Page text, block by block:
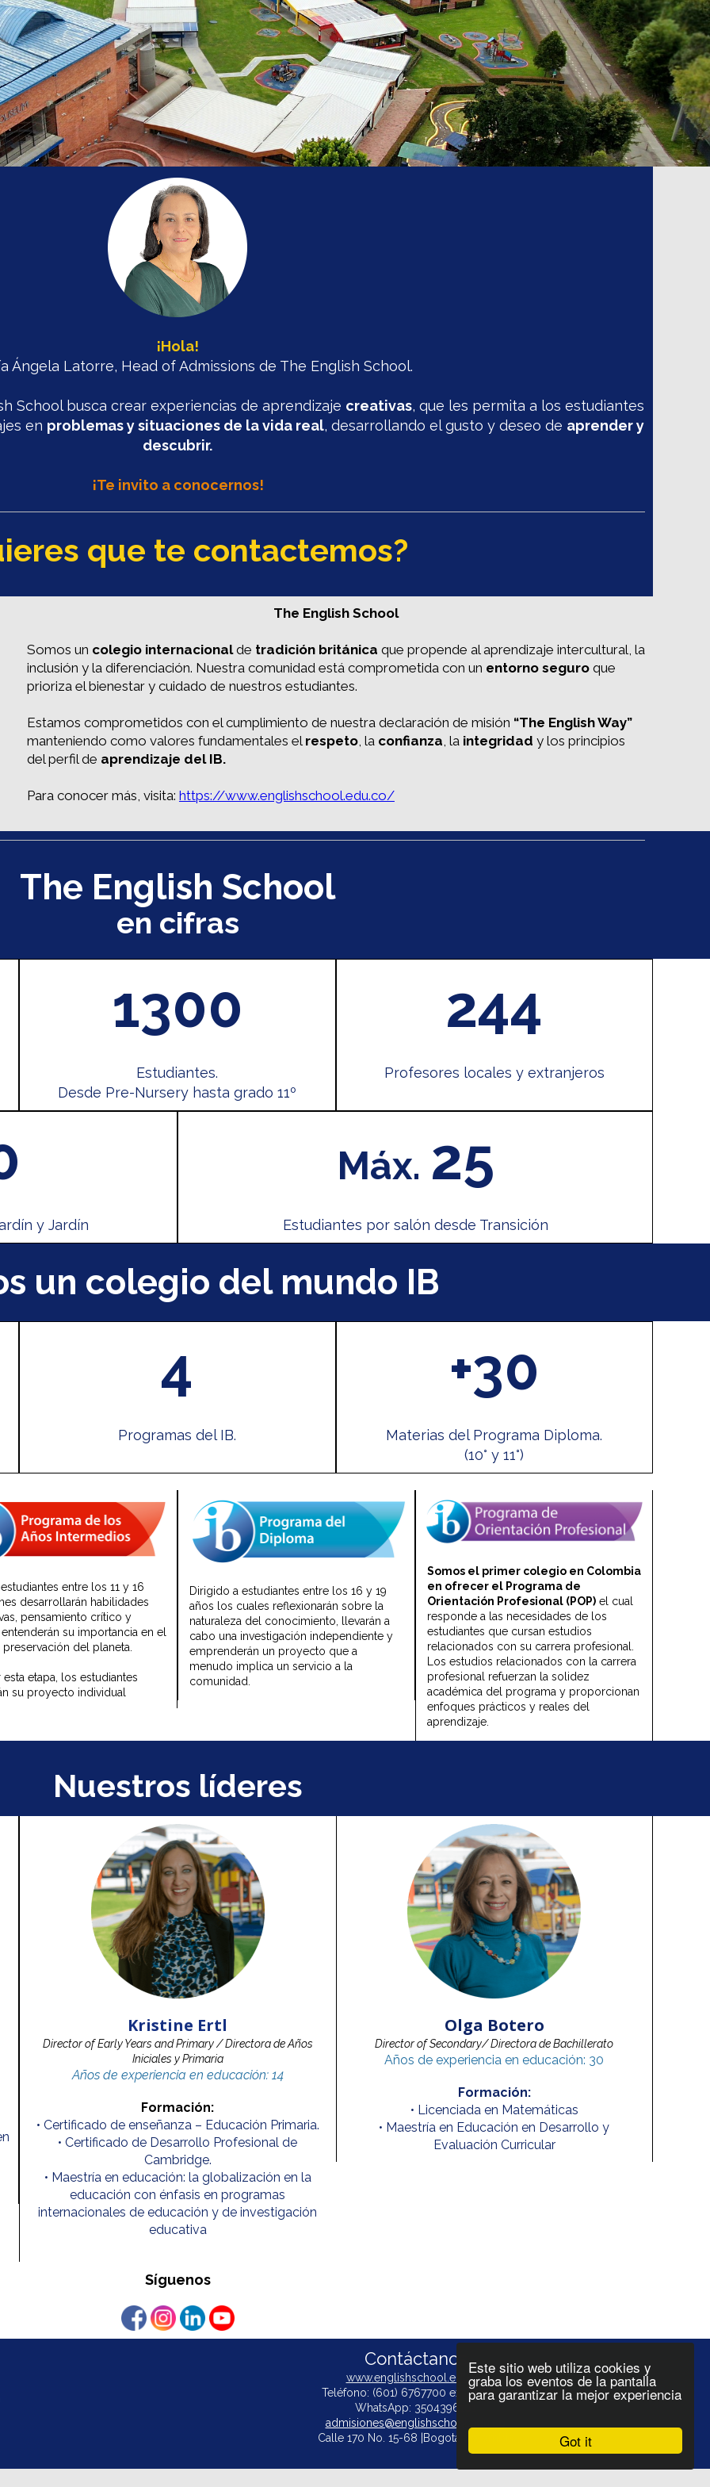
Got it
Este sitio web utiliza cookies y
graba los eventos de la pantalla
para garantizar la mejor experiencia
¡Hola!
Ángela Latorre, Head of Admissions de The English School.
School busca crear experiencias de aprendizaje creativas, que les permita a los estudiantes
en problemas y situaciones de la vida real, desarrollando el gusto y deseo de aprender y
descubrir.
¡Te invito a conocernos!
que te contactemos?
The English School
Somos un colegio internacionalde tradición británica que propende al aprendizaje intercultural, la
inclusión y la diferenciación. Nuestra comunidad está comprometida con un entorno seguroque
prioriza el bienestar y cuidado de nuestros estudiantes.
Estamos comprometidos con el cumplimiento de nuestra declaración de misión “The English Way”
manteniendo como valores fundamentales el respeto, la confianza , la integridad y los principios
del perfil de aprendizaje del IB.
Para conocer más, visita: https://www.englishschool.edu.co/
The English School
en cifras
1300
Estudiantes.
Desde Pre-Nursery hasta grado 11º
244
Profesores locales y extranjeros
y Jardín
Máx. 25
Estudiantes por salón desde Transición
un colegio del mundo IB
4
Programas del IB.
+30
Materias del Programa Diploma.
(10° y 11°)
entre los 11 y 16
desarrollarán habilidades
pensamiento crítico y
su importancia en el
del planeta.
esta etapa, los estudiantes
su proyecto individual
Dirigido a estudiantes entre los 16 y 19
años los cuales reflexionarán sobre la
naturaleza del conocimiento, llevarán a
cabo una investigación independiente y
emprenderán un proyecto que a
menudo implica un servicio a la
comunidad.
Somos el primer colegio en Colombia
en ofrecer el Programa de
Orientación Profesional (POP) el cual
responde a las necesidades de los
estudiantes que cursan estudios
relacionados con su carrera profesional.
Los estudios relacionados con la carrera
profesional refuerzan la solidez
académica del programa y proporcionan
enfoques prácticos y reales del
aprendizaje.
Nuestros líderes
Kristine Ertl
Director of Early Years and Primary / Directora de Años
Iniciales y Primaria
Años de experiencia en educación: 14
Formación:
• Certificado de enseñanza – Educación Primaria.
• Certificado de Desarrollo Profesional de
Cambridge.
• Maestría en educación: la globalización en la
educación con énfasis en programas
internacionales de educación y de investigación
educativa
Olga Botero
Director of Secondary/ Directora de Bachillerato
Años de experiencia en educación: 30
Formación:
• Licenciada en Matemáticas
• Maestría en Educación en Desarrollo y
Evaluación Curricular
Síguenos
Contáctanos
www.englishschool.edu.co
Teléfono: (601) 6767700 ext. 156-178
WhatsApp: 3504396101
admisiones@englishschool.edu.co
Calle 170 No. 15-68 |Bogotá|Colombia